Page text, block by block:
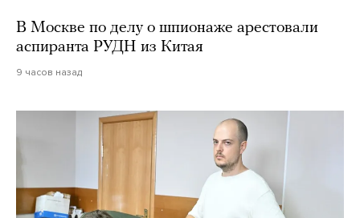
В Москве по делу о шпионаже арестовали
аспиранта РУДН из Китая
9 часов назад